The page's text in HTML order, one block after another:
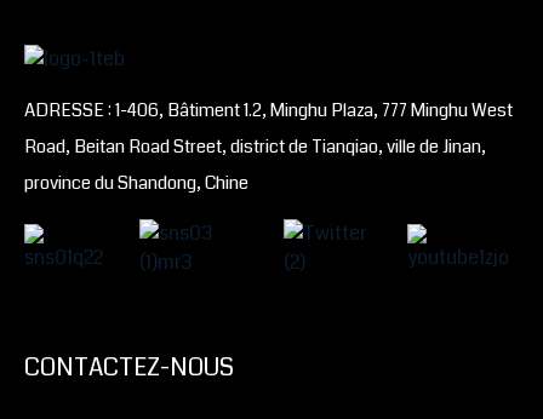
ADRESSE : 1-406, Bâtiment 1.2, Minghu Plaza, 777 Minghu West
Road, Beitan Road Street, district de Tianqiao, ville de Jinan,
province du Shandong, Chine
CONTACTEZ-NOUS